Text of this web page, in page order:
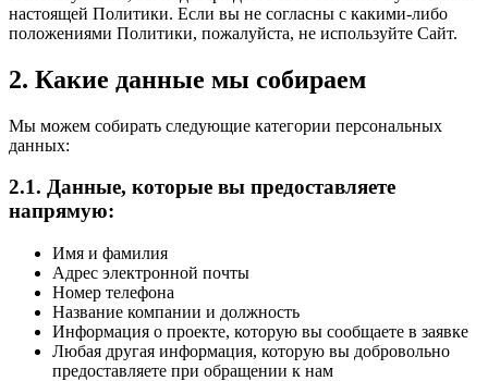
настоящей Политики. Если вы не согласны с какими-либо
положениями Политики, пожалуйста, не используйте Сайт.
2. Какие данные мы собираем
Мы можем собирать следующие категории персональных
данных:
2.1. Данные, которые вы предоставляете
напрямую:
Имя и фамилия
Адрес электронной почты
Номер телефона
Название компании и должность
Информация о проекте, которую вы сообщаете в заявке
Любая другая информация, которую вы добровольно
предоставляете при обращении к нам